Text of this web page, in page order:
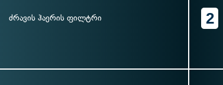
ძრავის ჰაერის ფილტრი 2